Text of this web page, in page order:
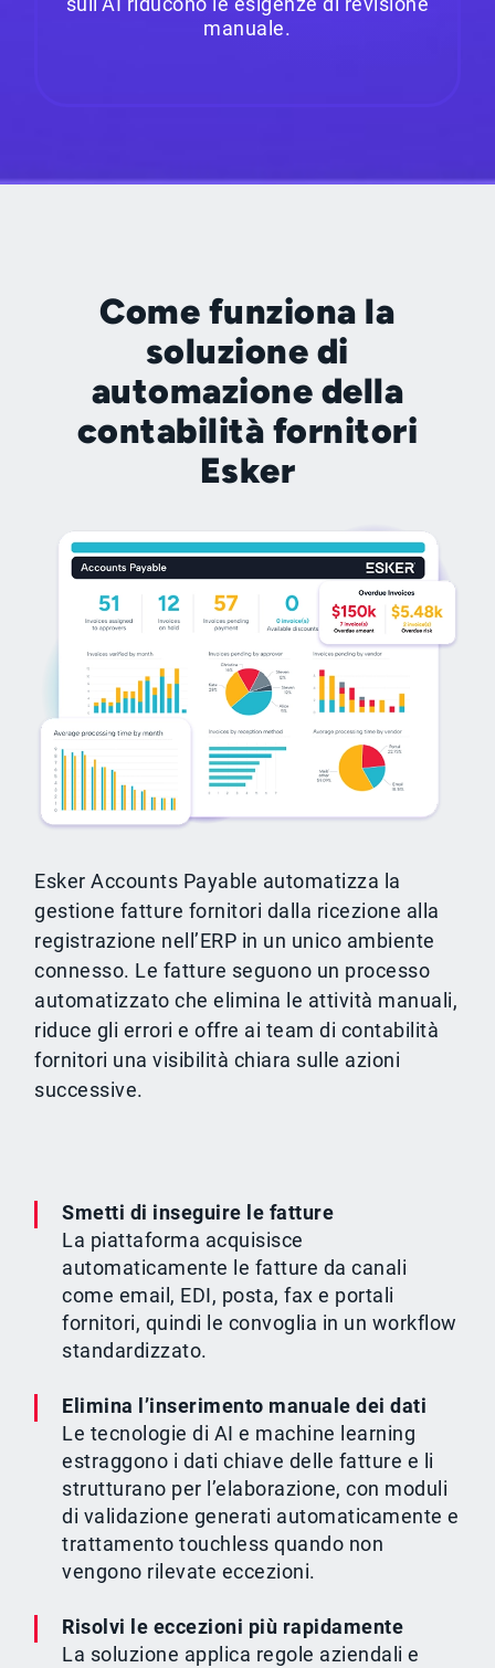
manuale.
Come funziona la
soluzione di
automazione della
contabilità fornitori
Esker
Esker Accounts Payable automatizza la
gestione fatture fornitori dalla ricezione alla
registrazione nell’ERP in un unico ambiente
connesso. Le fatture seguono un processo
automatizzato che elimina le attività manuali,
riduce gli errori e offre ai team di contabilità
fornitori una visibilità chiara sulle azioni
successive.
Smetti di inseguire le fatture
La piattaforma acquisisce
automaticamente le fatture da canali
come email, EDI, posta, fax e portali
fornitori, quindi le convoglia in un workflow
standardizzato.
Elimina l’inserimento manuale dei dati
Le tecnologie di AI e machine learning
estraggono i dati chiave delle fatture e li
strutturano per l’elaborazione, con moduli
di validazione generati automaticamente e
trattamento touchless quando non
vengono rilevate eccezioni.
Risolvi le eccezioni più rapidamente
La soluzione applica regole aziendali e